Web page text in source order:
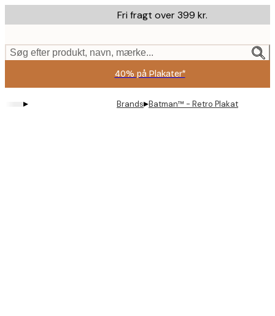
to
content.
Fri fragt over 399 kr.
Søg efter produkt, navn, mærke...
40% på Plakater*
▸ Brands▸Batman™ - Retro Plakat